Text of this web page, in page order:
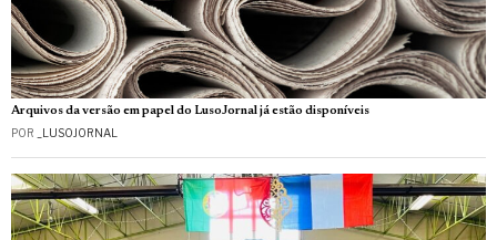
Arquivos da versão em papel do LusoJornal já estão disponíveis
POR _LUSOJORNAL